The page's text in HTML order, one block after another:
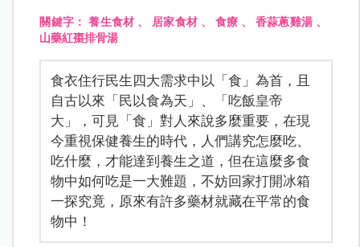
關鍵字：養生食材 、 居家食材 、 食療 、 香蒜蔥雞湯 、
山藥紅棗排骨湯
食衣住行民生四大需求中以「食」為首，且
自古以來「民以食為天」、「吃飯皇帝
大」，可見「食」對人來說多麼重要，在現
今重視保健養生的時代，人們講究怎麼吃、
吃什麼，才能達到養生之道，但在這麼多食
物中如何吃是一大難題，不妨回家打開冰箱
一探究竟，原來有許多藥材就藏在平常的食
物中！